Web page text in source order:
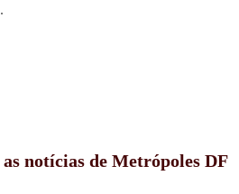
as notícias de Metrópoles DF